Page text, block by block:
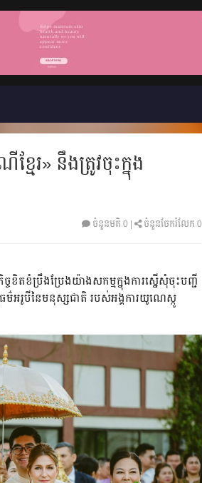
ែរ» នឹងត្រូវចុះក្នុង
ចំនួនមតិ 0 ចំនួនចែករំលែក 0
ខិតខំប្រឹងប្រែងយ៉ាងសកម្មក្នុងការស្នើសុំចុះបញ្ជី
ម៌អរូបីនៃមនុស្សជាតិ របស់អង្គការយូណេស្កូ